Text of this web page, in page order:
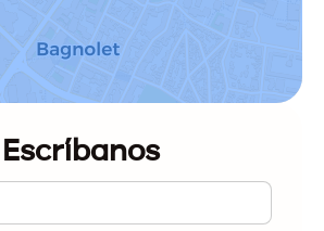
Escríbanos